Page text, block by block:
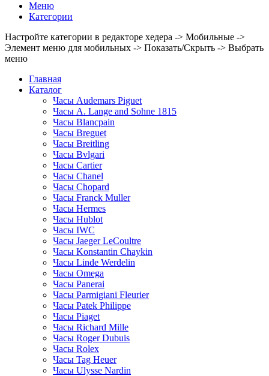
Меню
Категории
Настройте категории в редакторе хедера -> Мобильные ->
Элемент меню для мобильных -> Показать/Скрыть -> Выбрать
меню
Главная
Каталог
Часы Audemars Piguet
Часы A. Lange and Sohne 1815
Часы Blancpain
Часы Breguet
Часы Breitling
Часы Bvlgari
Часы Cartier
Часы Chanel
Часы Chopard
Часы Franck Muller
Часы Hermes
Часы Hublot
Часы IWC
Часы Jaeger LeCoultre
Часы Konstantin Chaykin
Часы Linde Werdelin
Часы Omega
Часы Panerai
Часы Parmigiani Fleurier
Часы Patek Philippe
Часы Piaget
Часы Richard Mille
Часы Roger Dubuis
Часы Rolex
Часы Tag Heuer
Часы Ulysse Nardin